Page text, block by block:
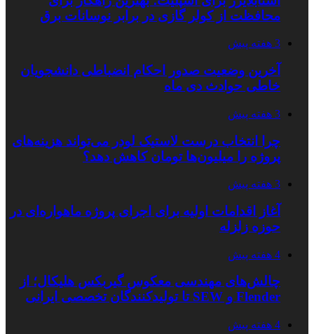
محافظت از کولر گازی در برابر نوسانات برق
3 هفته پیش
آخرین وضعیت صدور احکام انضباطی دانشجویان
خاطی حوادث دی ماه
3 هفته پیش
چرا انتخاب درست لاستیک لودر می‌تواند هزینه‌های
پروژه را میلیون‌ها تومان کاهش دهد؟
3 هفته پیش
آغاز اقدامات اولیه برای اجرای پروژه ماهواره‌ای در
حوزه زلزله
4 هفته پیش
چالش‌های مهندسی معکوس گیربکس هلیکال؛ از
Flender و SEW تا تولیدکنندگان تخصصی ایرانی
4 هفته پیش